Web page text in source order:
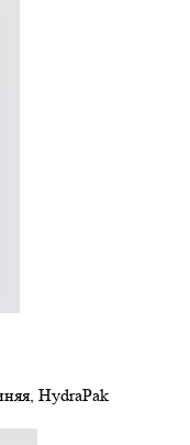
HydraPak